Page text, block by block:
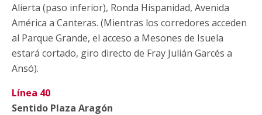
Alierta (paso inferior), Ronda Hispanidad, Avenida
América a Canteras. (Mientras los corredores acceden
al Parque Grande, el acceso a Mesones de Isuela
estará cortado, giro directo de Fray Julián Garcés a
Ansó).
Línea 40
Sentido Plaza Aragón